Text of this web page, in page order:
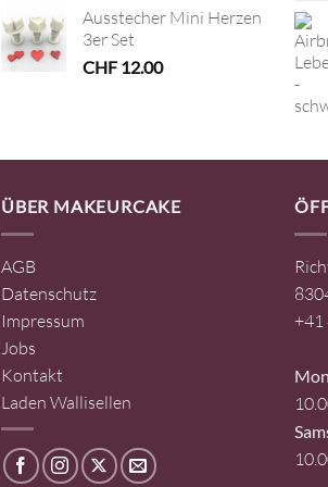
Ausstecher Mini Herzen
3er Set
CHF12.00
ÜBER MAKEURCAKE
AGB
Datenschutz
Impressum
Jobs
Kontakt
Laden Wallisellen
+41